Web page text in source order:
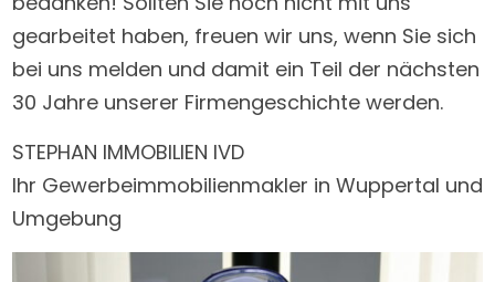
gearbeitet haben, freuen wir uns, wenn Sie sich
bei uns melden und damit ein Teil der nächsten
30 Jahre unserer Firmengeschichte werden.
STEPHAN IMMOBILIEN IVD
Ihr Gewerbeimmobilienmakler in Wuppertal und
Umgebung